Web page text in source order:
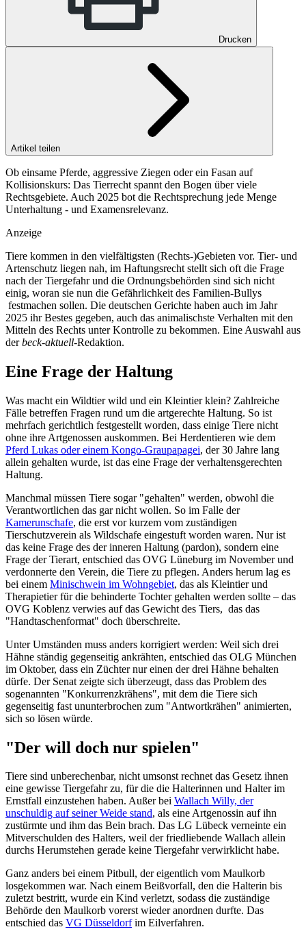
Drucken
Artikel teilen
Ob einsame Pferde, aggressive Ziegen oder ein Fasan auf
Kollisionskurs: Das Tierrecht spannt den Bogen über viele
Rechtsgebiete. Auch 2025 bot die Rechtsprechung jede Menge
Unterhaltung - und Examensrelevanz.
Anzeige
Tiere kommen in den vielfältigsten (Rechts-)Gebieten vor. Tier- und
Artenschutz liegen nah, im Haftungsrecht stellt sich oft die Frage
nach der Tiergefahr und die Ordnungsbehörden sind sich nicht
einig, woran sie nun die Gefährlichkeit des Familien-Bullys
festmachen sollen. Die deutschen Gerichte haben auch im Jahr
2025 ihr Bestes gegeben, auch das animalischste Verhalten mit den
Mitteln des Rechts unter Kontrolle zu bekommen. Eine Auswahl aus
derbeck-aktuell-Redaktion.
Eine Frage der Haltung
Was macht ein Wildtier wild und ein Kleintier klein? Zahlreiche
Fälle betreffen Fragen rund um die artgerechte Haltung. So ist
mehrfach gerichtlich festgestellt worden, dass einige Tiere nicht
ohne ihre Artgenossen auskommen. Bei Herdentieren wie dem
Pferd Lukas oder einem Kongo-Graupapagei, der 30 Jahre lang
allein gehalten wurde, ist das eine Frage der verhaltensgerechten
Haltung.
Manchmal müssen Tiere sogar "gehalten" werden, obwohl die
Verantwortlichen das gar nicht wollen. So im Falle der
Kamerunschafe, die erst vor kurzem vom zuständigen
Tierschutzverein als Wildschafe eingestuft worden waren. Nur ist
das keine Frage des der inneren Haltung (pardon), sondern eine
Frage der Tierart, entschied das OVG Lüneburg im November und
verdonnerte den Verein, die Tiere zu pflegen. Anders herum lag es
bei einem Minischwein im Wohngebiet, das als Kleintier und
Therapietier für die behinderte Tochter gehalten werden sollte – das
OVG Koblenz verwies auf das Gewicht des Tiers, das das
"Handtaschenformat" doch überschreite.
Unter Umständen muss anders korrigiert werden: Weil sich drei
Hähne ständig gegenseitig ankrähten, entschied das OLG München
im Oktober, dass ein Züchter nur einen der drei Hähne behalten
dürfe. Der Senat zeigte sich überzeugt, dass das Problem des
sogenannten "Konkurrenzkrähens", mit dem die Tiere sich
gegenseitig fast ununterbrochen zum "Antwortkrähen" animierten,
sich so lösen würde.
"Der will doch nur spielen"
Tiere sind unberechenbar, nicht umsonst rechnet das Gesetz ihnen
eine gewisse Tiergefahr zu, für die die Halterinnen und Halter im
Ernstfall einzustehen haben. Außer bei Wallach Willy, der
unschuldig auf seiner Weide stand, als eine Artgenossin auf ihn
zustürmte und ihm das Bein brach. Das LG Lübeck verneinte ein
Mitverschulden des Halters, weil der friedliebende Wallach allein
durchs Herumstehen gerade keine Tiergefahr verwirklicht habe.
Ganz anders bei einem Pitbull, der eigentlich vom Maulkorb
losgekommen war. Nach einem Beißvorfall, den die Halterin bis
zuletzt bestritt, wurde ein Kind verletzt, sodass die zuständige
Behörde den Maulkorb vorerst wieder anordnen durfte. Das
entschied das VG Düsseldorfim Eilverfahren.